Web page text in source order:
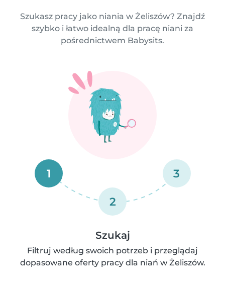
Szukasz pracy jako niania w Żeliszów? Znajdź
szybko i łatwo idealną dla pracę niani za
pośrednictwem Babysits.
1
2
3
Szukaj
Filtruj według swoich potrzeb i przeglądaj
dopasowane oferty pracy dla niań w Żeliszów.